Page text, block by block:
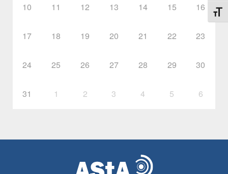
10 11 12 13 14 15 16
17 18 19 20 21 22 23
24 25 26 27 28 29 30
31 1 2 3 4 5 6